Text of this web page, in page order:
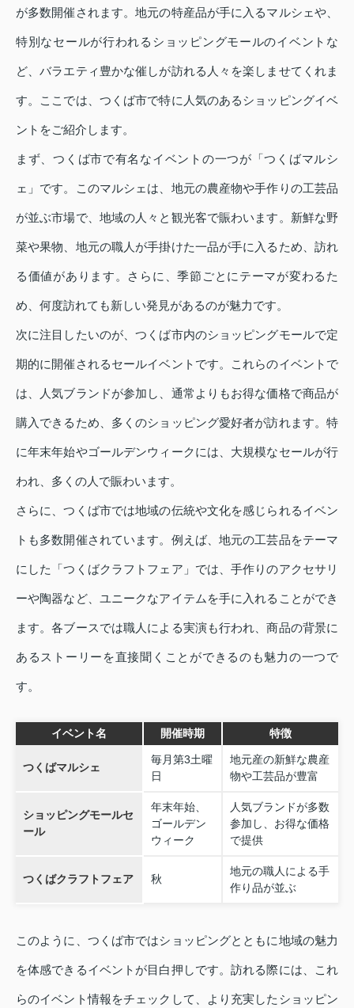
が多数開催されます。地元の特産品が手に入るマルシェや、
特別なセールが行われるショッピングモールのイベントな
ど、バラエティ豊かな催しが訪れる人々を楽しませてくれま
す。ここでは、つくば市で特に人気のあるショッピングイベ
ントをご紹介します。
まず、つくば市で有名なイベントの一つが「つくばマルシ
ェ」です。このマルシェは、地元の農産物や手作りの工芸品
が並ぶ市場で、地域の人々と観光客で賑わいます。新鮮な野
菜や果物、地元の職人が手掛けた一品が手に入るため、訪れ
る価値があります。さらに、季節ごとにテーマが変わるた
め、何度訪れても新しい発見があるのが魅力です。
次に注目したいのが、つくば市内のショッピングモールで定
期的に開催されるセールイベントです。これらのイベントで
は、人気ブランドが参加し、通常よりもお得な価格で商品が
購入できるため、多くのショッピング愛好者が訪れます。特
に年末年始やゴールデンウィークには、大規模なセールが行
われ、多くの人で賑わいます。
さらに、つくば市では地域の伝統や文化を感じられるイベン
トも多数開催されています。例えば、地元の工芸品をテーマ
にした「つくばクラフトフェア」では、手作りのアクセサリ
ーや陶器など、ユニークなアイテムを手に入れることができ
ます。各ブースでは職人による実演も行われ、商品の背景に
あるストーリーを直接聞くことができるのも魅力の一つで
す。
イベント名 開催時期 特徴
つくばマルシェ
毎月第3土曜
日
地元産の新鮮な農産
物や工芸品が豊富
ショッピングモールセ
ール
年末年始、
ゴールデン
ウィーク
人気ブランドが多数
参加し、お得な価格
で提供
つくばクラフトフェア 秋
地元の職人による手
作り品が並ぶ
このように、つくば市ではショッピングとともに地域の魅力
を体感できるイベントが目白押しです。訪れる際には、これ
らのイベント情報をチェックして、より充実したショッピン